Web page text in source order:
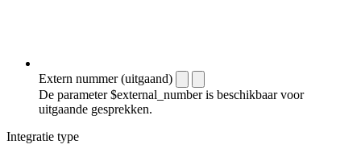
Extern nummer (uitgaand)
De parameter $external_number is beschikbaar voor
uitgaande gesprekken.
Integratie type